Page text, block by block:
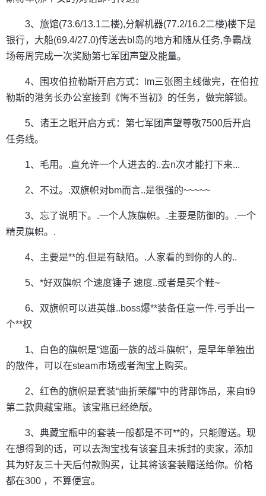
3、旅馆(73.6/13.1二楼),分解机器(77.2/16.2二楼)楼下是
银行，大船(69.4/27.0)传送去bl岛的地方和随从任务,争霸战
场每周完成一次奖励第七军团声望及能量。
4、围攻伯拉勒斯开启方式：lm三张图主线做完，在伯拉
勒斯的港务长办公室接到《悔不当初》的任务，做完解锁。
5、诸王之眠开启方式：第七军团声望尊敬7500后开启
任务线。
1、毛用。.直允许一个人进去的..去n次才能打下来...
2、不过。.双旗帜对bm而言..是很强的~~~~~
3、忘了说明下。.一个人族旗帜。.主要是防御的。.一个
精灵旗帜。.
4、主要是**的.但是有缺陷。.人家看的到你的人的..
5、*好双旗帜 个速度锤子 速度..或者是买个鞋~
6、双旗帜可以进英雄..boss爆**装备任意一件.弓手出一
个**权
1、白色的旗帜是“遮面一族的战斗旗帜”，是早年单独出
的散件，可以在steam市场或者淘宝上购买。
2、红色的旗帜是套装“曲折荣耀”中的背部饰品，来自ti9
第二款典藏宝瓶。该宝瓶已经绝版。
3、典藏宝瓶中的套装一般都是不可**的，只能赠送。现
在想得到的话，可以去淘宝找有该套且未拆封的卖家，添加
其为好友三十天后付款购买，让其将该套装赠送给你。价格
都在300 ，不算便宜。